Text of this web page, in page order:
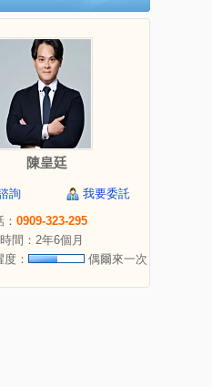
陳皇廷
詢
我要委託
0909-323-295
間：2年6個月
：
偶爾來一次